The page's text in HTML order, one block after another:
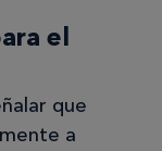
el
que
a